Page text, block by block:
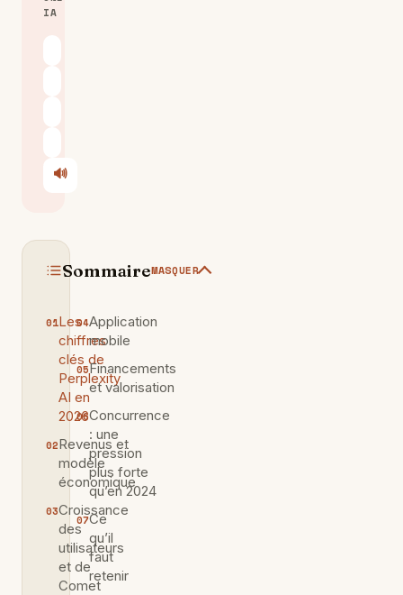
IA
ChatGPT
Claude
Perplexity
Le Chat
🔊
Écouter
SommaireMASQUER
Les
chiffres
clés de
Perplexity
AI en
2026
Revenus et
modèle
économique
Croissance
des
utilisateurs
et de
Comet
Application
mobile
Financements
et valorisation
Concurrence
: une
pression
plus forte
qu’en 2024
Ce
qu’il
faut
retenir